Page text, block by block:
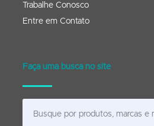
Trabalhe Conosco
Entre em Contato
Faça uma busca no site